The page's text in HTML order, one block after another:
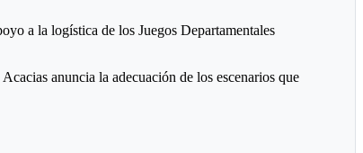
a la logística de los Juegos Departamentales
anuncia la adecuación de los escenarios que